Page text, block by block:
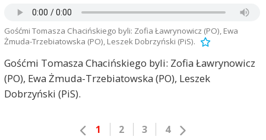
Gośćmi Tomasza Chacińskiego byli: Zofia Ławrynowicz (PO), Ewa
Żmuda-Trzebiatowska (PO), Leszek Dobrzyński (PiS).
Gośćmi Tomasza Chacińskiego byli: Zofia Ławrynowicz
(PO), Ewa Żmuda-Trzebiatowska (PO), Leszek
Dobrzyński (PiS).
1 2 3 4